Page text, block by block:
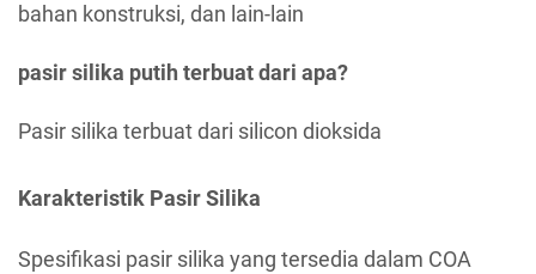
bahan konstruksi, dan lain-lain
pasir silika putih terbuat dari apa?
Pasir silika terbuat dari silicon dioksida
Karakteristik Pasir Silika
Spesifikasi pasir silika yang tersedia dalam COA